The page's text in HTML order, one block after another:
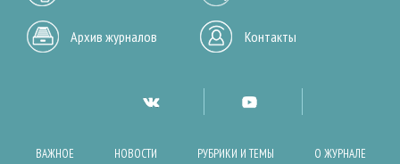
Архив журналов Контакты
ВАЖНОЕ НОВОСТИ РУБРИКИ И ТЕМЫ О ЖУРНАЛЕ